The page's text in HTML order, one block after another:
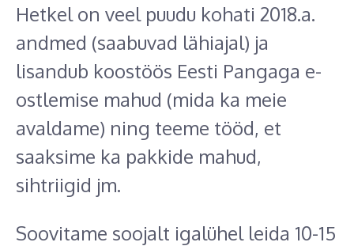
Hetkel on veel puudu kohati 2018.a.
andmed (saabuvad lähiajal) ja
lisandub koostöös Eesti Pangaga e-
ostlemise mahud (mida ka meie
avaldame) ning teeme tööd, et
saaksime ka pakkide mahud,
sihtriigid jm.
Soovitame soojalt igalühel leida 10-15